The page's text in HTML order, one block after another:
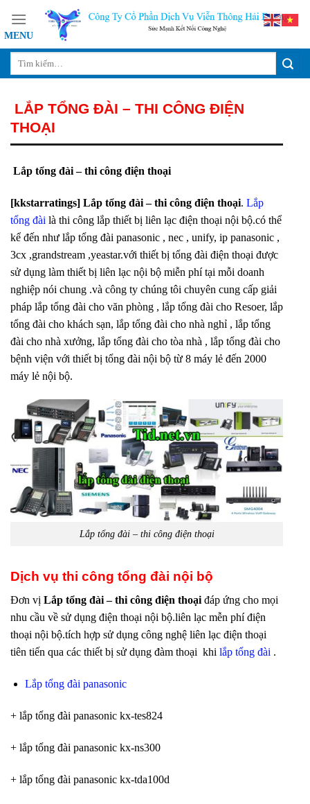
content
LẮP TỔNG ĐÀI – THI CÔNG ĐIỆN
THOẠI
Lắp tổng đài – thi công điện thoại
[kkstarratings] Lắp tổng đài – thi công điện thoại. Lắp
tổng đài là thi công lắp thiết bị liên lạc điện thoại nội bộ.có thể
kể đến như lắp tổng đài panasonic , nec , unify, ip panasonic ,
3cx ,grandstream ,yeastar.với thiết bị tổng đài điện thoại được
sử dụng làm thiết bị liên lạc nội bộ miễn phí tại mỗi doanh
nghiệp nói chung .và công ty chúng tôi chuyên cung cấp giải
pháp lắp tổng đài cho văn phòng , lắp tổng đài cho Resoer, lắp
tổng đài cho khách sạn, lắp tổng đài cho nhà nghỉ , lắp tổng
đài cho nhà xưởng, lắp tổng đài cho tòa nhà , lắp tổng đài cho
bệnh viện với thiết bị tổng đài nội bộ từ 8 máy lẻ đến 2000
máy lẻ nội bộ.
Lắp tổng đài – thi công điện thoại
Dịch vụ thi công tổng đài nội bộ
Đơn vị Lắp tổng đài – thi công điện thoạiđáp ứng cho mọi
nhu cầu về sử dụng điện thoại nội bộ.liên lạc mễn phí điện
thoại nội bộ.tích hợp sử dụng công nghệ liên lạc điện thoại
tiên tiến qua các thiết bị sử dụng đàm thoại khi lắp tổng đài .
Lắp tổng đài panasonic
+ lắp tổng đài panasonic kx-tes824
+ lắp tổng đài panasonic kx-ns300
+ lắp tổng đài panasonic kx-tda100d